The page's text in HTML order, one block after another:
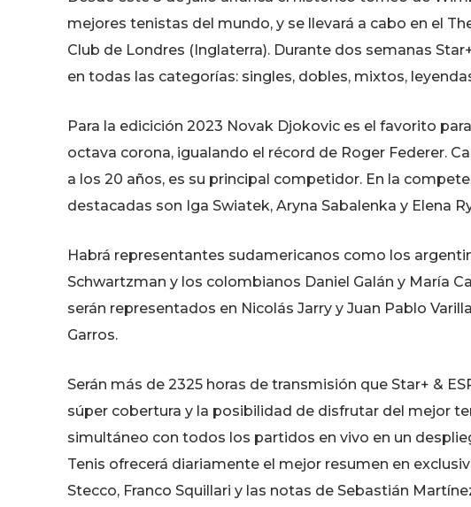
mejores tenistas del mundo, y se llevará a cabo en el
Club de Londres (Inglaterra). Durante dos semanas
en todas las categorías: singles, dobles, mixtos,
Para la edicición 2023 Novak Djokovic es el favorito
octava corona, igualando el récord de Roger Federer.
a los 20 años, es su principal competidor. En la
destacadas son Iga Swiatek, Aryna Sabalenka y Elena
Habrá representantes sudamericanos como los
Schwartzman y los colombianos Daniel Galán y María
serán representados en Nicolás Jarry y Juan Pablo
Garros.
Serán más de 2325 horas de transmisión que Star+ &
súper cobertura y la posibilidad de disfrutar del mejor
simultáneo con todos los partidos en vivo en un
Tenis ofrecerá diariamente el mejor resumen en
Stecco, Franco Squillari y las notas de Sebastián